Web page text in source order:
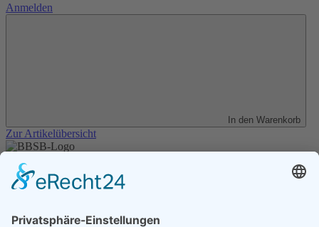
Anmelden
In den Warenkorb
Zur Artikelübersicht
Unser Angebot
Shop
Datenschutz